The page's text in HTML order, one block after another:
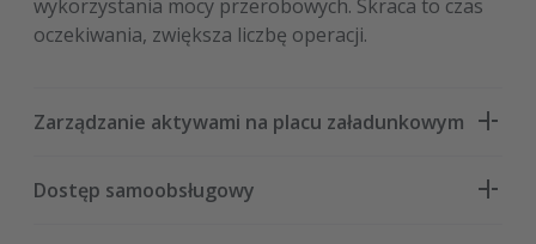
wykorzystania mocy przerobowych. Skraca to czas
oczekiwania, zwiększa liczbę operacji.
Zarządzanie aktywami na placu załadunkowym
Dostęp samoobsługowy